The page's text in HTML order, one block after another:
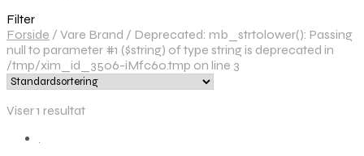
Filter
Forside / Vare Brand / Deprecated: mb_strtolower(): Passing
null to parameter #1 ($string) of type string is deprecated in
/tmp/xim_id_3506-iMfc60.tmp on line 3
Viser 1 resultat